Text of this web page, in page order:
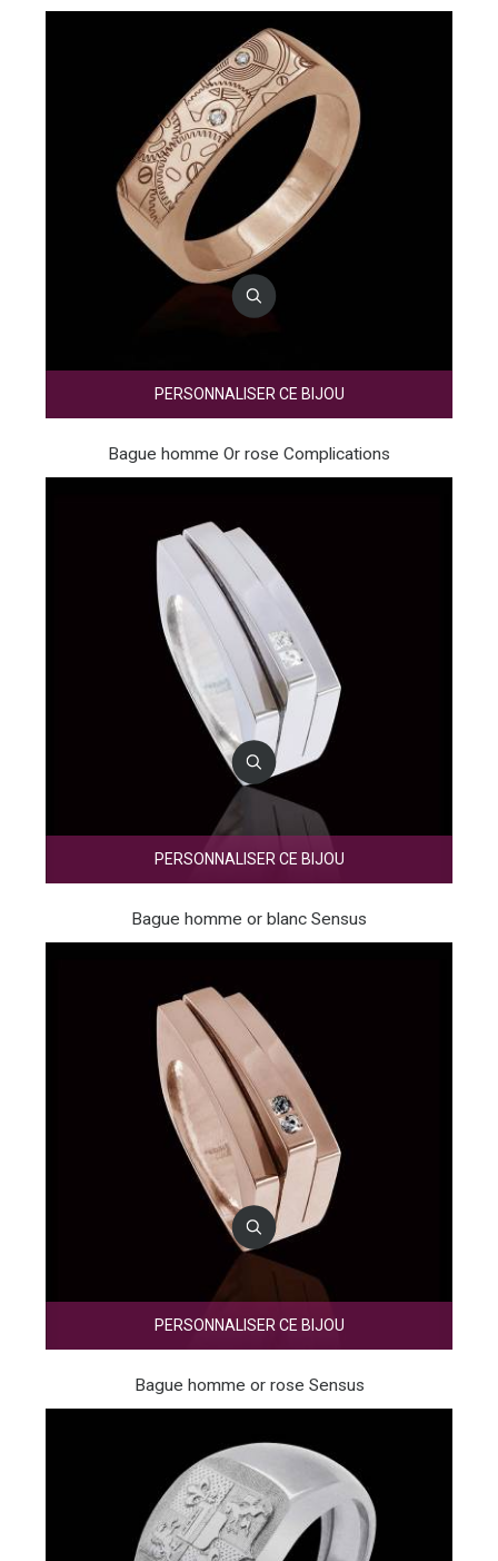
PERSONNALISER CE BIJOU
Bague homme Or rose Complications
PERSONNALISER CE BIJOU
Bague homme or blanc Sensus
PERSONNALISER CE BIJOU
Bague homme or rose Sensus